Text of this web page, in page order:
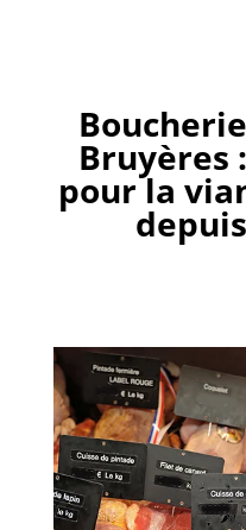
Bruyères
pour la